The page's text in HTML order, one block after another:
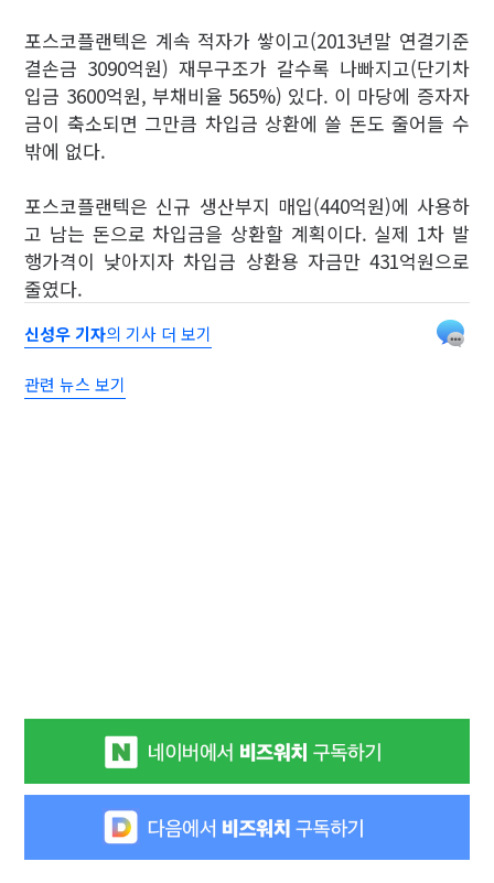
포스코플랜텍은 계속 적자가 쌓이고(2013년말 연결기준
결손금 3090억원) 재무구조가 갈수록 나빠지고(단기차
입금 3600억원, 부채비율 565%) 있다. 이 마당에 증자자
금이 축소되면 그만큼 차입금 상환에 쓸 돈도 줄어들 수
밖에 없다.
포스코플랜텍은 신규 생산부지 매입(440억원)에 사용하
고 남는 돈으로 차입금을 상환할 계획이다. 실제 1차 발
행가격이 낮아지자 차입금 상환용 자금만 431억원으로
줄였다.
신성우 기자의 기사 더 보기
관련 뉴스 보기